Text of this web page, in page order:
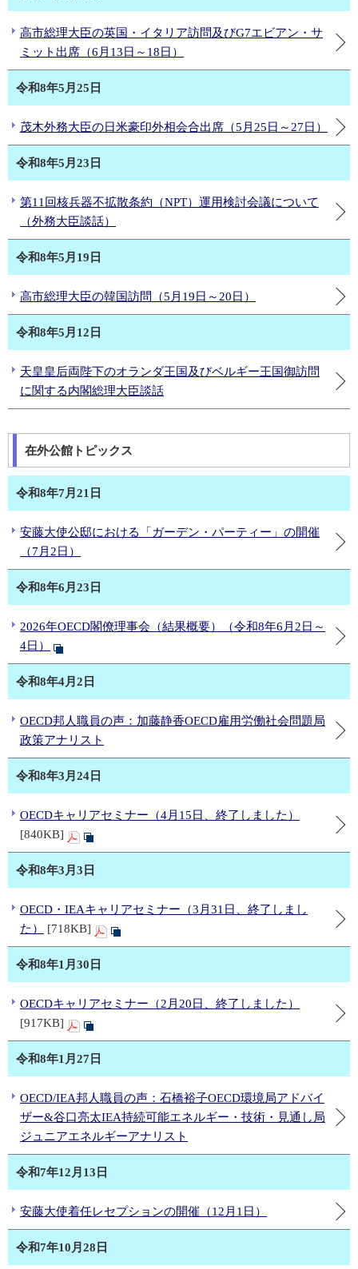
高市総理大臣の英国・イタリア訪問及びG7エビアン・サ
ミット出席（6月13日～18日）
令和8年5月25日
茂木外務大臣の日米豪印外相会合出席（5月25日～27日）
令和8年5月23日
第11回核兵器不拡散条約（NPT）運用検討会議について
（外務大臣談話）
令和8年5月19日
高市総理大臣の韓国訪問（5月19日～20日）
令和8年5月12日
天皇皇后両陛下のオランダ王国及びベルギー王国御訪問
に関する内閣総理大臣談話
在外公館トピックス
令和8年7月21日
安藤大使公邸における「ガーデン・パーティー」の開催
（7月2日）
令和8年6月23日
2026年OECD閣僚理事会（結果概要）（令和8年6月2日～
4日）
令和8年4月2日
OECD邦人職員の声：加藤静香OECD雇用労働社会問題局
政策アナリスト
令和8年3月24日
OECDキャリアセミナー（4月15日、終了しました）
[840KB]
令和8年3月3日
OECD・IEAキャリアセミナー（3月31日、終了しまし
た）
[718KB]
令和8年1月30日
OECDキャリアセミナー（2月20日、終了しました）
[917KB]
令和8年1月27日
OECD/IEA邦人職員の声：石橋裕子OECD環境局アドバイ
ザー&谷口亮太IEA持続可能エネルギー・技術・見通し局
ジュニアエネルギーアナリスト
令和7年12月13日
安藤大使着任レセプションの開催（12月1日）
令和7年10月28日